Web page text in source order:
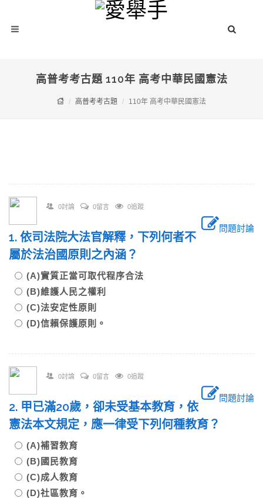
高普考考古題 110年 高考中華民國憲法
高普考考古題 110年 高考中華民國憲法
0討論 0留言 0追蹤
問題討論
1. 依司法院大法官解釋，下列何者不
屬於法治國原則之內涵？
(A)實質正當可取代程序合法
(B)維護人民之權利
(C)法安定性原則
(D)信賴保護原則。
0討論 0留言 0追蹤
問題討論
2. 甲已滿20歲，卻未受基本教育，依
憲法本文規定，應一律受下列何種教育？
(A)補習教育
(B)國民教育
(C)成人教育
(D)社區教育。